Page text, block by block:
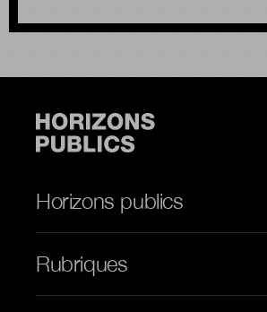
Horizons publics
Rubriques